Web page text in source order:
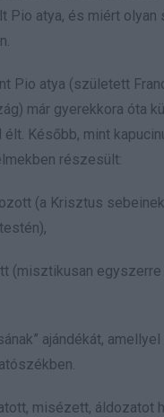
Pio atya, és miért olyan
Pio atya (született
már gyerekkora óta
Később, mint
részesült:
(a Krisztus
(misztikusan
ajándékát,
misézett, áldozatot